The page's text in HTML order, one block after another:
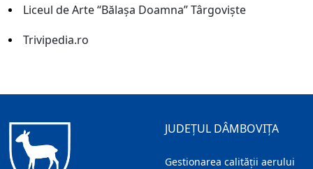
Liceul de Arte “Bălaşa Doamna” Târgovişte
Trivipedia.ro
JUDEȚUL DÂMBOVIȚA
Gestionarea calității aerului